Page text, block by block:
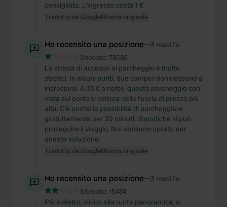
consigliata. L'ingresso costa 1 €.
Tradotto da GoogleMostra originale
Ho recensito una posizione—3 mesi fa
Sitecode: 78585
La strada di accesso al parcheggio è molto
stretta. In alcuni punti, due camper non riescono a
incrociarsi. A 35 € a notte, questo parcheggio con
vista sul porto si colloca nella fascia di prezzo più
alta. C'è anche la possibilità di parcheggiare
gratuitamente per 30 minuti, dopodiché si può
proseguire il viaggio. Noi abbiamo optato per
questa soluzione.
Tradotto da GoogleMostra originale
Ho recensito una posizione—3 mesi fa
Sitecode: 15434
Più indietro, vicino alla ruota panoramica, si